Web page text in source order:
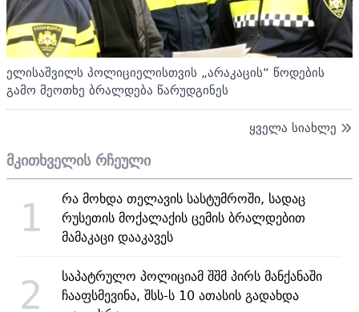
ელისაშვილს პოლიციელისთვის „არაკაცის“ წოდების
გამო მეოთხე ბრალდება წარუდგინეს
ყველა სიახლე
მკითხველის რჩეული
1
რა მოხდა თელავის სასტუმროში, სადაც
რუსეთის მოქალაქის ცემის ბრალდებით
მამაკაცი დააკავეს
2
საპატრულო პოლიციამ შშმ პირს მანქანაში
ჩააფსმევინა, შსს-ს 10 ათასის გადახდა